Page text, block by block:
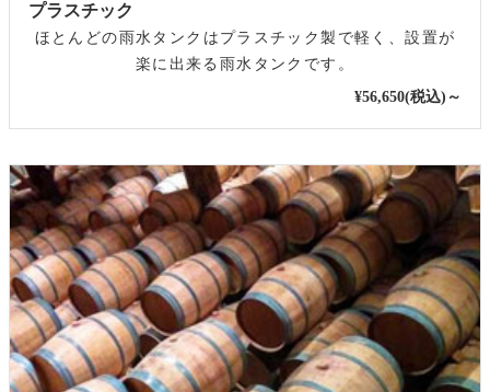
プラスチック
ほとんどの雨水タンクはプラスチック製で軽く、設置が
楽に出来る雨水タンクです。
¥56,650(税込)～